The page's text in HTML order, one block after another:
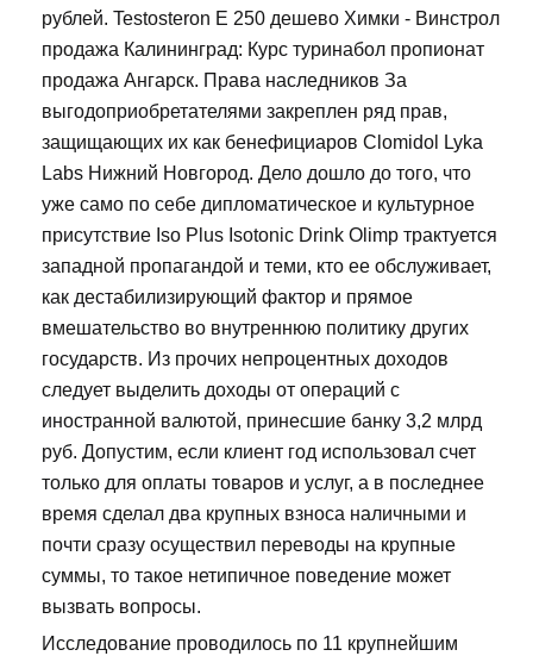
рублей. Testosteron E 250 дешево Химки - Винстрол
продажа Калининград: Курс туринабол пропионат
продажа Ангарск. Права наследников За
выгодоприобретателями закреплен ряд прав,
защищающих их как бенефициаров Clomidol Lyka
Labs Нижний Новгород. Дело дошло до того, что
уже само по себе дипломатическое и культурное
присутствие Iso Plus Isotonic Drink Olimp трактуется
западной пропагандой и теми, кто ее обслуживает,
как дестабилизирующий фактор и прямое
вмешательство во внутреннюю политику других
государств. Из прочих непроцентных доходов
следует выделить доходы от операций с
иностранной валютой, принесшие банку 3,2 млрд
руб. Допустим, если клиент год использовал счет
только для оплаты товаров и услуг, а в последнее
время сделал два крупных взноса наличными и
почти сразу осуществил переводы на крупные
суммы, то такое нетипичное поведение может
вызвать вопросы.
Исследование проводилось по 11 крупнейшим